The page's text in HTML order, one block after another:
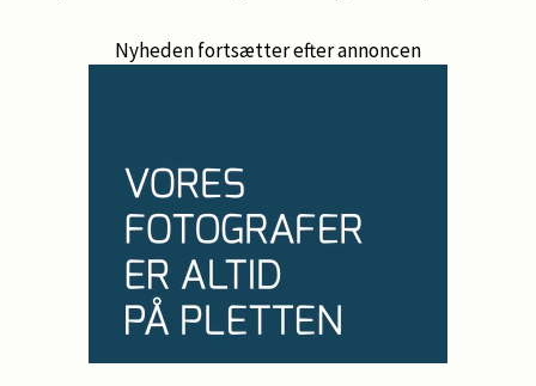
Nyheden fortsætter efter annoncen